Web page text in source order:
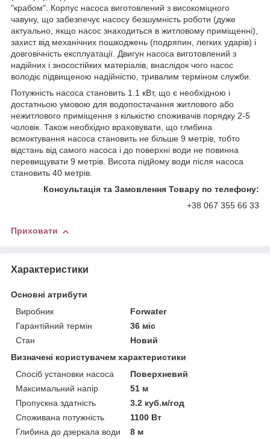
"крабом". Корпус насоса виготовлений з високоміцного
чавуну, що забезпечує насосу безшумність роботи (дуже
актуально, якщо насос знаходиться в житловому приміщенні),
захист від механічних пошкоджень (подряпин, легких ударів) і
довговічність експлуатації. Двигун насоса виготовлений з
надійних і зносостійких матеріалів, внаслідок чого насос
володіє підвищеною надійністю, тривалим терміном служби.
Потужність насоса становить 1.1 кВт, що є необхідною і
достатньою умовою для водопостачання житлового або
нежитлового приміщення з кількістю споживачів порядку 2-5
чоловік. Також необхідно враховувати, що глибина
всмоктування насоса становить не більше 9 метрів, тобто
відстань від самого насоса і до поверхні води не повинна
перевищувати 9 метрів. Висота підйому води після насоса
становить 40 метрів.
Консультація та Замовлення Товару по телефону:
+38 067 355 66 33
Приховати
Характеристики
Основні атрибути
Виробник
Forwater
Гарантійний термін
36 міс
Стан
Новий
Визначені користувачем характеристики
Спосіб установки насоса
Поверхневий
Максимальний напір
51 м
Пропускна здатність
3.2 куб.м/год
Споживана потужність
1100 Вт
Глибина до дзеркала води
8 м